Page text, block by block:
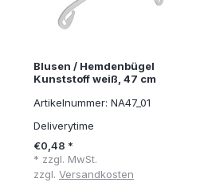
Blusen / Hemdenbügel
Kunststoff weiß, 47 cm
Artikelnummer: NA47_01
Deliverytime
€0,48 *
* zzgl. MwSt.
zzgl. Versandkosten